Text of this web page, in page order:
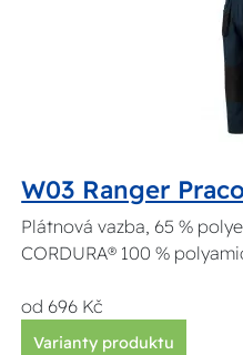
W03 Ranger
Plátnová vazba, 65 %
CORDURA® 100 %
od 696 Kč
Varianty produktu